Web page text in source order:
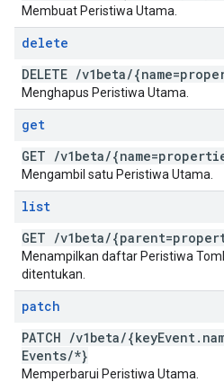
Membuat Peristiwa Utama.
delete
DELETE /v1beta/
Menghapus Peristiwa Utama.
get
GET /v1beta/
Mengambil satu Peristiwa Utama.
list
GET /v1beta/
Menampilkan daftar Peristiwa
ditentukan.
patch
PATCH /v1beta/{keyEvent.
Events/*}
Memperbarui Peristiwa Utama.